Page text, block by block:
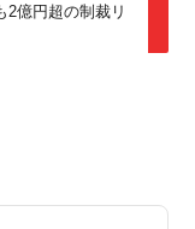
2億円超の制裁リ